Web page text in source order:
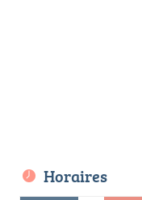
Horaires